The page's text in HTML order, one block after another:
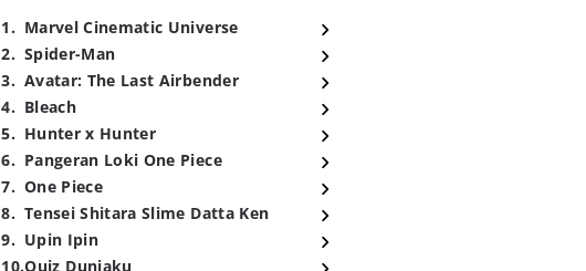
1. Marvel Cinematic Universe
2. Spider-Man
3. Avatar: The Last Airbender
4. Bleach
5. Hunter x Hunter
6. Pangeran Loki One Piece
7. One Piece
8. Tensei Shitara Slime Datta Ken
9. Upin Ipin
10.Quiz Duniaku